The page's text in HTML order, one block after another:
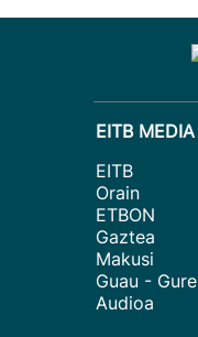
EITB MEDIA
EITB
Orain
ETBON
Gaztea
Makusi
Guau - Gure
Audioa